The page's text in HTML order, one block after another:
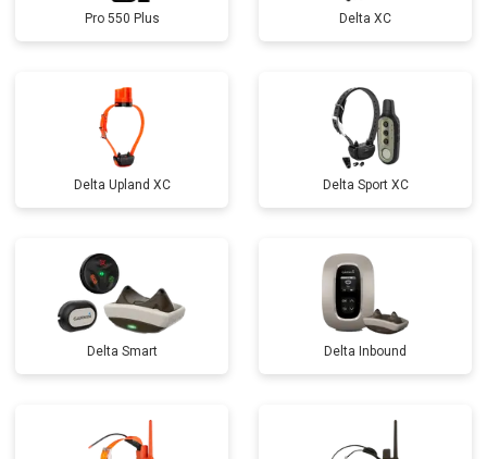
Pro 550 Plus Delta XC
Delta Upland XC Delta Sport XC
Delta Smart Delta Inbound